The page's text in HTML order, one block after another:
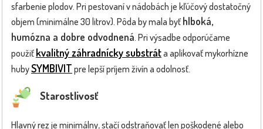
sfarbenie plodov. Pri pestovaní v nádobách je kľúčový dostatočný
objem (minimálne 30 litrov). Pôda by mala byť hlboká,
humózna a dobre odvodnená. Pri výsadbe odporúčame
použiť kvalitný záhradnícky substráta aplikovať mykorhízne
hubySYMBIVIT pre lepší príjem živín a odolnosť.
Starostlivosť
Hlavný rez je minimálny, stačí odstraňovať len poškodené alebo